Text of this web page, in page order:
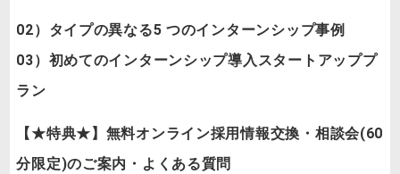
02）タイプの異なる5 つのインターンシップ事例
03）初めてのインターンシップ導入スタートアッププ
ラン
【★特典★】無料オンライン採用情報交換・相談会(60
分限定)のご案内・よくある質問